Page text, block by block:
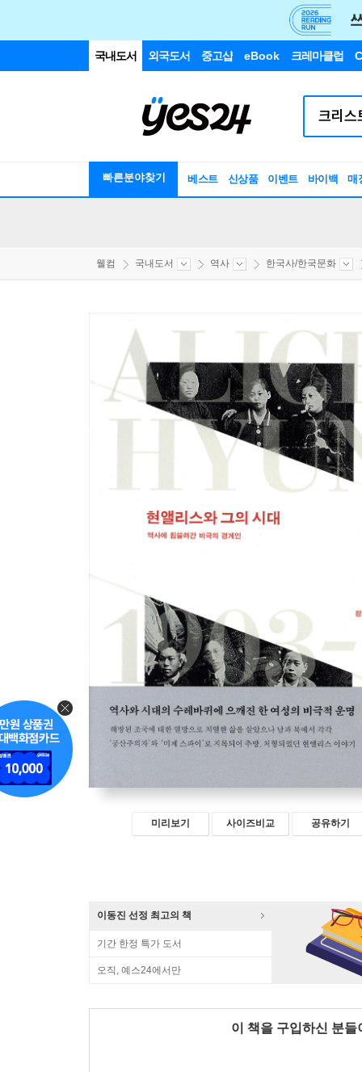
국내도서 외국도서 중고샵 eBook 크레마클럽
빠른분야찾기 베스트 신상품 이벤트 바이백 매
웰컴 국내도서 역사 한국사/한국문화
미리보기 사이즈비교 공유하기
이동진 선정 최고의 책
기간 한정 특가 도서
오직, 예스24에서만
이 책을 구입하신 분